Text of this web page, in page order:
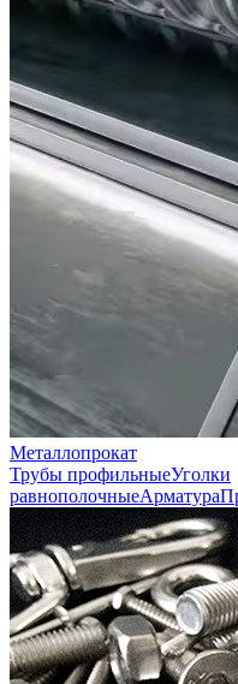
Металлопрокат
Трубы профильныеУголки
равнополочныеАрматура